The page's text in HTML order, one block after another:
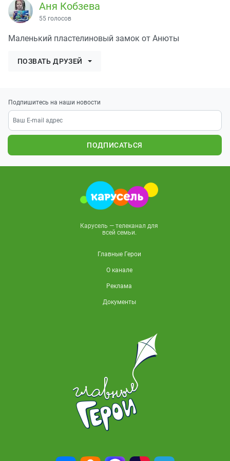
Аня Кобзева
55 голосов
Маленький пластелиновый замок от Анюты
ПОЗВАТЬ ДРУЗЕЙ
Подпишитесь на наши новости
ПОДПИСАТЬСЯ
Карусель — телеканал для
всей семьи.
Главные Герои
О канале
Реклама
Документы